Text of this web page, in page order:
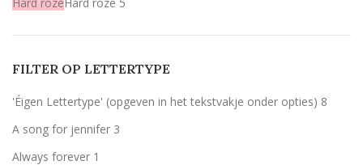
WitWit
Zilver 5
FILTER OP LETTERTYPE
'Éigen Lettertype' (opgeven in het tekstvakje onder opties) 8
A song for jennifer 3
Always forever 1